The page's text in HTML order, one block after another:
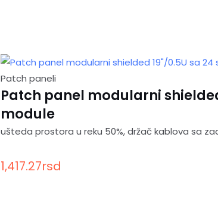
Patch paneli
Patch panel modularni shielded
module
ušteda prostora u reku 50%, držač kablova sa
1,417.27rsd